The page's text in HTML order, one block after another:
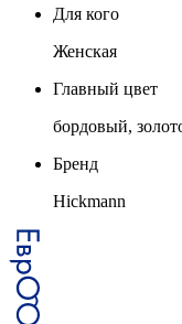
Для кого
Женская
Главный цвет
бордовый,
Бренд
Hickmann